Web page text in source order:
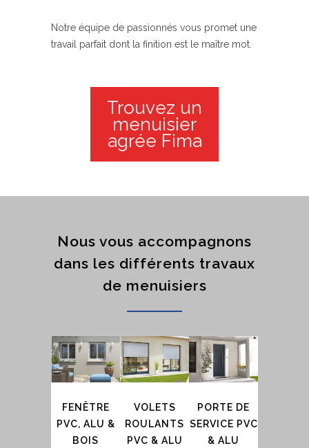
Notre équipe de passionnés vous promet une
travail parfait dont la finition est le maître mot.
Trouvez un
menuisier
agrée Fima
Nous vous accompagnons
dans les différents travaux
de menuisiers
FENÊTRE
PVC, ALU &
BOIS
VOLETS
ROULANTS
PVC & ALU
PORTE DE
SERVICE PVC
& ALU